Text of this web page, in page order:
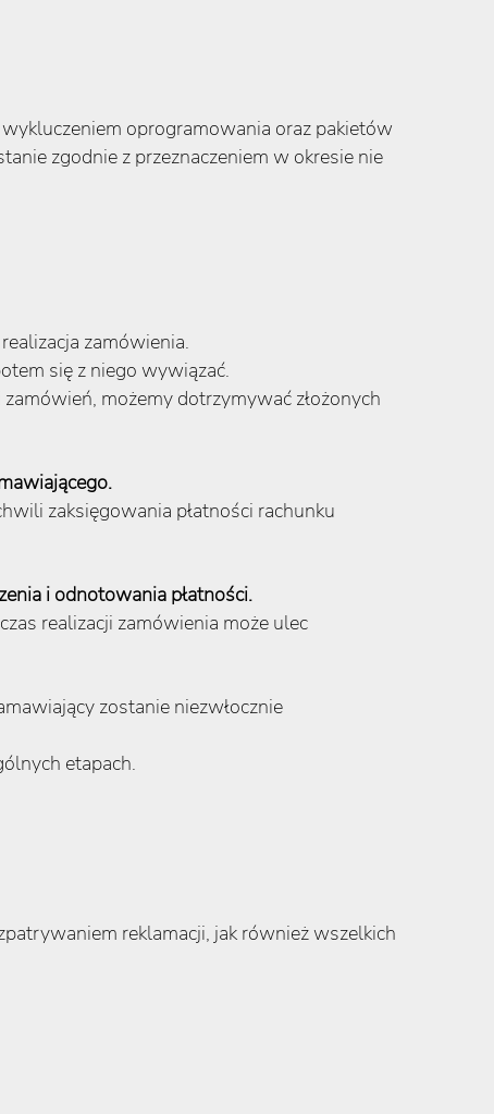
oprogramowania oraz pakietów
zgodnie z przeznaczeniem w okresie nie
zamówienia.
się z niego wywiązać.
możemy dotrzymywać złożonych
zaksięgowania płatności rachunku
i odnotowania płatności.
realizacji zamówienia może ulec
zostanie niezwłocznie
etapach.
reklamacji, jak również wszelkich